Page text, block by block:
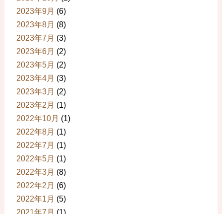
2023年9月 (6)
2023年8月 (8)
2023年7月 (3)
2023年6月 (2)
2023年5月 (2)
2023年4月 (3)
2023年3月 (2)
2023年2月 (1)
2022年10月 (1)
2022年8月 (1)
2022年7月 (1)
2022年5月 (1)
2022年3月 (8)
2022年2月 (6)
2022年1月 (5)